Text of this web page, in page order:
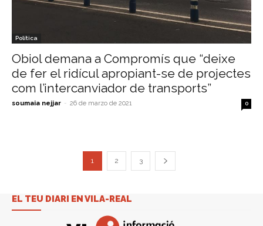
Política
Obiol demana a Compromís que “deixe
de fer el ridícul apropiant-se de projectes
com l’intercanviador de transports”
soumaia nejjar - 26 de marzo de 2021 0
1 2 3
EL TEU DIARI EN VILA-REAL